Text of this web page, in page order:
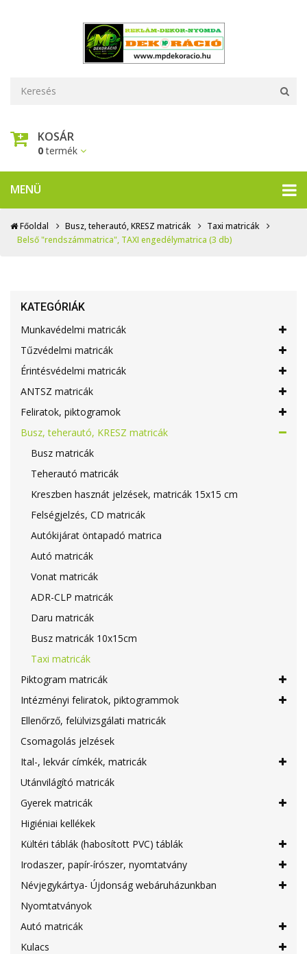
KOSÁR
0termék
MENÜ
Főoldal Busz, teherautó, KRESZ matricák
Taxi matricák
Belső "rendszámmatrica", TAXI engedélymatrica (3 db)
KATEGÓRIÁK
Munkavédelmi matricák
Tűzvédelmi matricák
Érintésvédelmi matricák
ANTSZ matricák
Feliratok, piktogramok
Busz, teherautó, KRESZ matricák
Busz matricák
Teherautó matricák
Kreszben hasznát jelzések, matricák 15x15 cm
Felségjelzés, CD matricák
Autókijárat öntapadó matrica
Autó matricák
Vonat matricák
ADR-CLP matricák
Daru matricák
Busz matricák 10x15cm
Taxi matricák
Piktogram matricák
Intézményi feliratok, piktogrammok
Ellenőrző, felülvizsgálati matricák
Csomagolás jelzések
Ital-, lekvár címkék, matricák
Utánvilágító matricák
Gyerek matricák
Higiéniai kellékek
Kültéri táblák (habosított PVC) táblák
Irodaszer, papír-írószer, nyomtatvány
Névjegykártya- Újdonság webáruházunkban
Nyomtatványok
Autó matricák
Kulacs